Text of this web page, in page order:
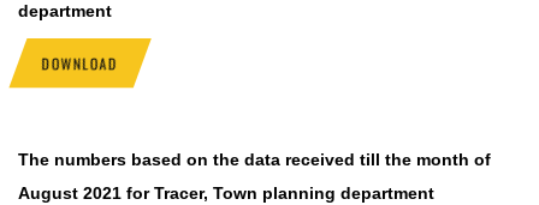
department
DOWNLOAD
The numbers based on the data received till the month of
August 2021 for Tracer, Town planning department